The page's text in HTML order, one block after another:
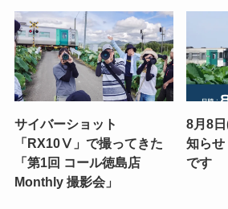
サイバーショット
「RX10Ⅴ」で撮ってきた
「第1回 コール徳島店
Monthly 撮影会」
8月8
知らせ
です